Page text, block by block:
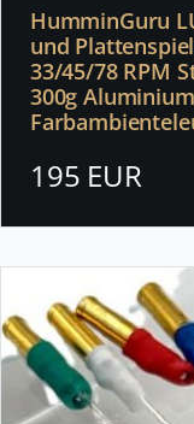
HumminGuru
und
33/45/78 RPM
300g
195 EUR